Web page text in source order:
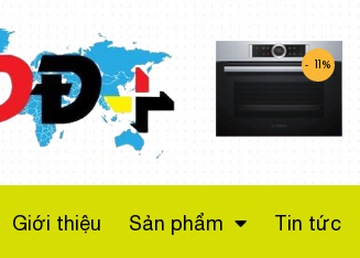
Máy sấy bơm nhiệt
Bosch WTX87M20
Series 8
Liên hệ
11%
Giới thiệu Sản phẩm Tin tức